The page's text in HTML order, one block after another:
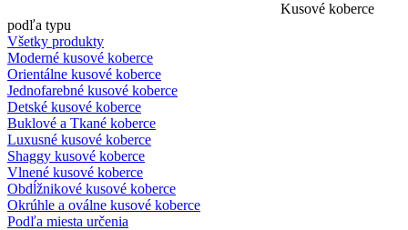
Kusové koberce
podľa typu
Všetky produkty
Moderné kusové koberce
Orientálne kusové koberce
Jednofarebné kusové koberce
Detské kusové koberce
Buklové a Tkané koberce
Luxusné kusové koberce
Shaggy kusové koberce
Vlnené kusové koberce
Obdĺžnikové kusové koberce
Okrúhle a oválne kusové koberce
Podľa miesta určenia